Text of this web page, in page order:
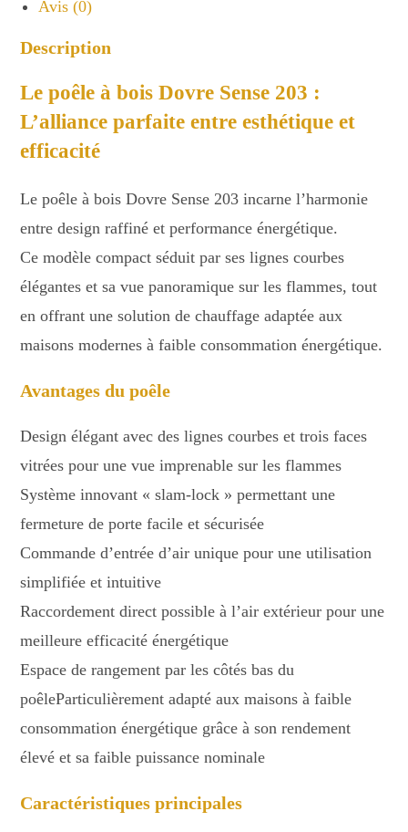
Avis (0)
Description
Le poêle à bois Dovre Sense 203 :
L’alliance parfaite entre esthétique et
efficacité
Le poêle à bois Dovre Sense 203 incarne l’harmonie
entre design raffiné et performance énergétique.
Ce modèle compact séduit par ses lignes courbes
élégantes et sa vue panoramique sur les flammes, tout
en offrant une solution de chauffage adaptée aux
maisons modernes à faible consommation énergétique.
Avantages du poêle
Design élégant avec des lignes courbes et trois faces
vitrées pour une vue imprenable sur les flammes
Système innovant « slam-lock » permettant une
fermeture de porte facile et sécurisée
Commande d’entrée d’air unique pour une utilisation
simplifiée et intuitive
Raccordement direct possible à l’air extérieur pour une
meilleure efficacité énergétique
Espace de rangement par les côtés bas du
poêleParticulièrement adapté aux maisons à faible
consommation énergétique grâce à son rendement
élevé et sa faible puissance nominale
Caractéristiques principales